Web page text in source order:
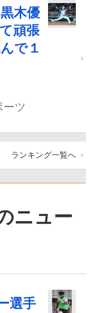
木優
頑張
で１
ーツ
ランキング一覧へ
ニュー
選手